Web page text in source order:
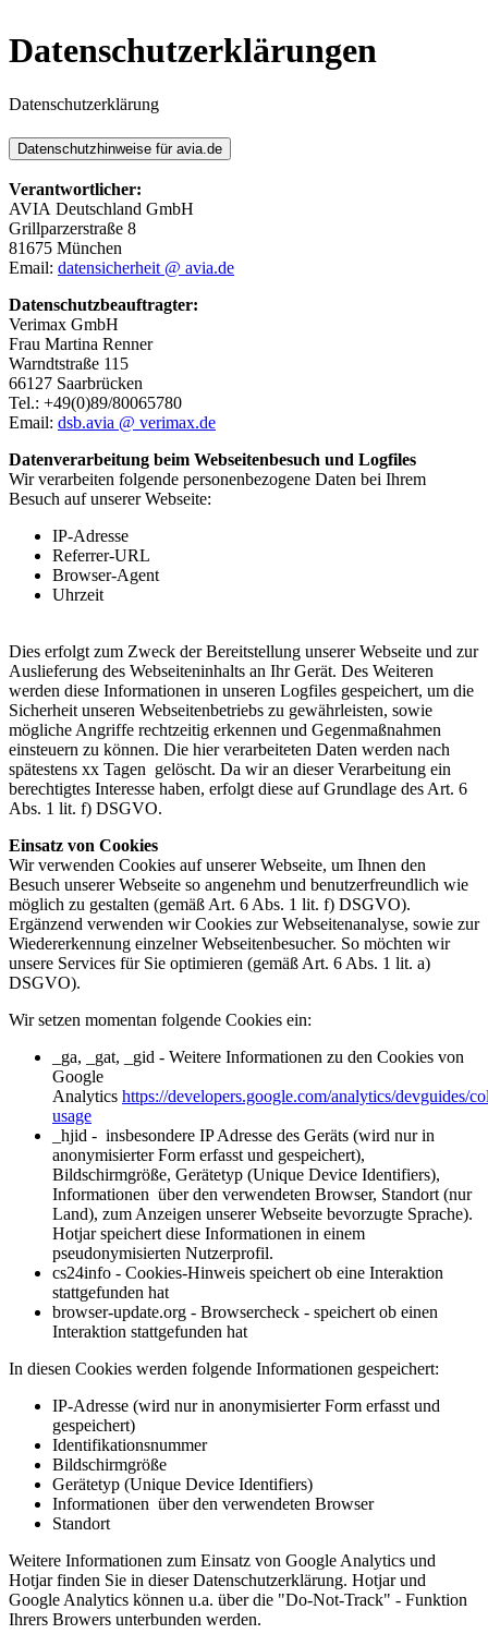
Datenschutzerklärungen
Datenschutzerklärung
Datenschutzhinweise für avia.de
Verantwortlicher:
AVIA Deutschland GmbH
Grillparzerstraße 8
81675 München
Email: datensicherheit @ avia.de
Datenschutzbeauftragter:
Verimax GmbH
Frau Martina Renner
Warndtstraße 115
66127 Saarbrücken
Tel.: +49(0)89/80065780
Email: dsb.avia @ verimax.de
Datenverarbeitung beim Webseitenbesuch und Logfiles
Wir verarbeiten folgende personenbezogene Daten bei Ihrem
Besuch auf unserer Webseite:
IP-Adresse
Referrer-URL
Browser-Agent
Uhrzeit
Dies erfolgt zum Zweck der Bereitstellung unserer Webseite und zur
Auslieferung des Webseiteninhalts an Ihr Gerät. Des Weiteren
werden diese Informationen in unseren Logfiles gespeichert, um die
Sicherheit unseren Webseitenbetriebs zu gewährleisten, sowie
mögliche Angriffe rechtzeitig erkennen und Gegenmaßnahmen
einsteuern zu können. Die hier verarbeiteten Daten werden nach
spätestens xx Tagen gelöscht. Da wir an dieser Verarbeitung ein
berechtigtes Interesse haben, erfolgt diese auf Grundlage des Art. 6
Abs. 1 lit. f) DSGVO.
Einsatz von Cookies
Wir verwenden Cookies auf unserer Webseite, um Ihnen den
Besuch unserer Webseite so angenehm und benutzerfreundlich wie
möglich zu gestalten (gemäß Art. 6 Abs. 1 lit. f) DSGVO).
Ergänzend verwenden wir Cookies zur Webseitenanalyse, sowie zur
Wiedererkennung einzelner Webseitenbesucher. So möchten wir
unsere Services für Sie optimieren (gemäß Art. 6 Abs. 1 lit. a)
DSGVO).
Wir setzen momentan folgende Cookies ein:
_ga, _gat, _gid - Weitere Informationen zu den Cookies von
Google
Analytics https://developers.google.com/analytics/devguides/
usage
_hjid - insbesondere IP Adresse des Geräts (wird nur in
anonymisierter Form erfasst und gespeichert),
Bildschirmgröße, Gerätetyp (Unique Device Identifiers),
Informationen über den verwendeten Browser, Standort (nur
Land), zum Anzeigen unserer Webseite bevorzugte Sprache).
Hotjar speichert diese Informationen in einem
pseudonymisierten Nutzerprofil.
cs24info - Cookies-Hinweis speichert ob eine Interaktion
stattgefunden hat
browser-update.org - Browsercheck - speichert ob einen
Interaktion stattgefunden hat
In diesen Cookies werden folgende Informationen gespeichert:
IP-Adresse (wird nur in anonymisierter Form erfasst und
gespeichert)
Identifikationsnummer
Bildschirmgröße
Gerätetyp (Unique Device Identifiers)
Informationen über den verwendeten Browser
Standort
Weitere Informationen zum Einsatz von Google Analytics und
Hotjar finden Sie in dieser Datenschutzerklärung. Hotjar und
Google Analytics können u.a. über die "Do-Not-Track" - Funktion
Ihrers Browers unterbunden werden.